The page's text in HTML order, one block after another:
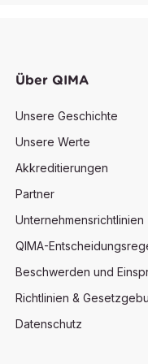
Über QIMA
Unsere Geschichte
Unsere Werte
Akkreditierungen
Partner
Unternehmensrichtlinien
QIMA-
Beschwerden und
Richtlinien &
Datenschutz